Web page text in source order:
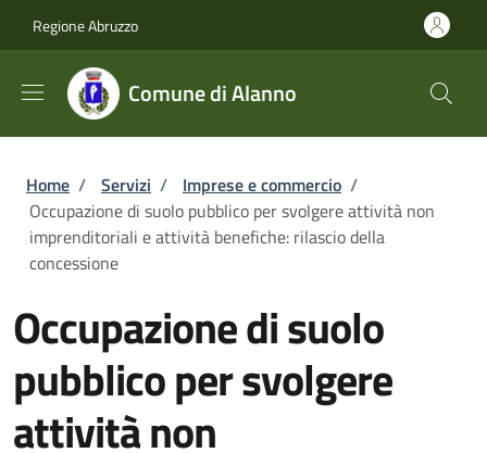
Regione Abruzzo
Comune di Alanno
Briciole di pane
Home / Servizi / Imprese e commercio /
Occupazione di suolo pubblico per svolgere attività non
imprenditoriali e attività benefiche: rilascio della
concessione
Occupazione di suolo
pubblico per svolgere
attività non